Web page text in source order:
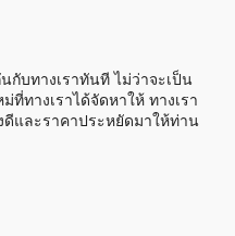
กับทางเราทันที ไม่ว่าจะเป็น
ทางเราได้จัดหาให้ ทางเรา
และราคาประหยัดมาให้ท่าน